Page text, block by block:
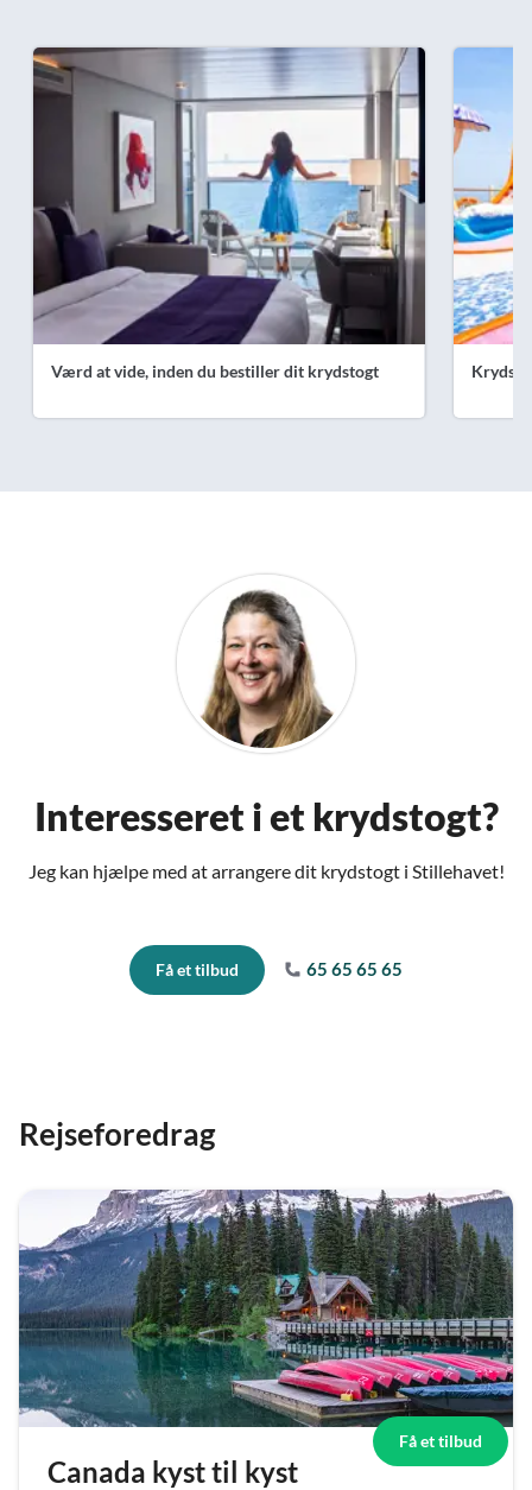
Få et tilbud
Værd at vide, inden du bestiller dit krydstogt
Interesseret i et krydstogt?
Jeg kan hjælpe med at arrangere dit krydstogt i Stillehavet!
Få et tilbud 65 65 65 65
Rejseforedrag
Canada kyst til kyst